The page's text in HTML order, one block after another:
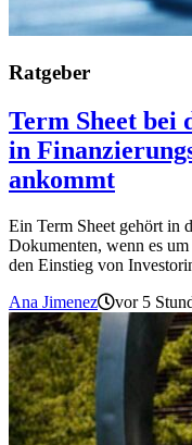
Ratgeber
Term Sheet bei
in
ankommt
Ein Term Sheet gehört in
Dokumenten, wenn es
den Einstieg von
Ana Jimenez
vor 5